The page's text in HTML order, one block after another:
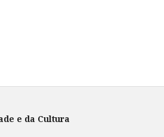
e da Cultura